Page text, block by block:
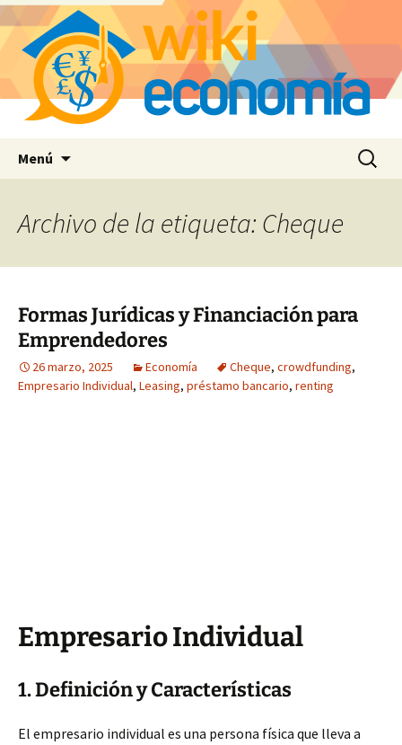
Menú Buscar:
Archivo de la etiqueta: Cheque
Formas Jurídicas y Financiación para
Emprendedores
26 marzo, 2025 Economía Cheque, crowdfunding,
Empresario Individual, Leasing, préstamo bancario, renting
Empresario Individual
1. Definición y Características
El empresario individual es una persona física que lleva a